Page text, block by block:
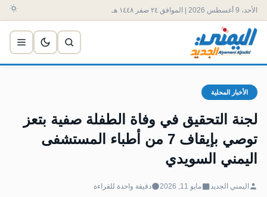
الأحد، 9 أغسطس 2026 | الموافق ٢٤ صفر ١٤٤٨ هـ
الأخبار المحلية
لجنة التحقيق في وفاة الطفلة صفية بتعز
توصي بإيقاف 7 من أطباء المستشفى
اليمني السويدي
اليمني الجديد مايو 11, 2026 دقيقة واحدة للقراءة